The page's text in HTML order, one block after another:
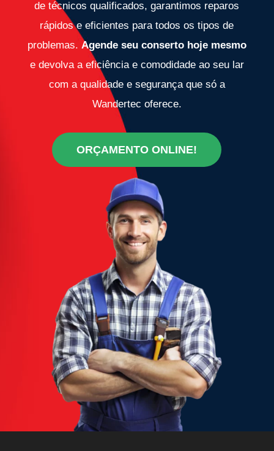
de técnicos qualificados, garantimos reparos
rápidos e eficientes para todos os tipos de
problemas. Agende seu conserto hoje mesmo
e devolva a eficiência e comodidade ao seu lar
com a qualidade e segurança que só a
Wandertec oferece.
ORÇAMENTO ONLINE!